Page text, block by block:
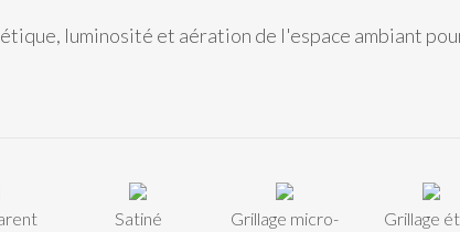
luminosité et aération de l'espace ambiant
Satiné
Grillage micro-
Grillage